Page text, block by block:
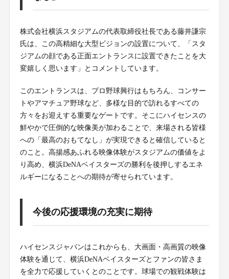
株式会社横浜スタジアムの代表取締役社長である藤井謙宗
氏は、この高精細な大型ビジョンの設置について、「スタ
ジアムの顔である正面エントランスに設置できたことを大
変嬉しく思います」とコメントしています。
このエントランスは、プロ野球興行はもちろん、コンサー
トやアマチュア野球など、多様な目的で訪れるすべての
方々をお迎えする重要なゲートです。そこにハイセンスの
鮮やかで圧倒的な映像美が加わることで、来場される皆様
への「最高のおもてなし」が実現できると確信していると
のこと。高揚感あふれる映像体験がスタジアムの価値をよ
り高め、横浜DeNAベイスターズの勝利を後押しするエネ
ルギーになることへの期待が寄せられています。
今後の応援環境の充実に期待
ハイセンスジャパンはこれからも、大画面・高画質の映像
体験を通じて、横浜DeNAベイスターズとファンの皆さま
を全力で応援していくとのことです。球場での観戦体験は